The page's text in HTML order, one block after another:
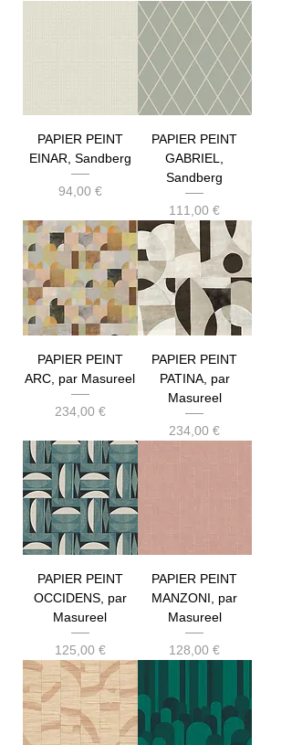
PAPIER PEINT
EINAR, Sandberg
Prix
94,00 €
PAPIER PEINT
GABRIEL,
Sandberg
Prix
111,00 €
PAPIER PEINT
ARC, par Masureel
Prix
234,00 €
PAPIER PEINT
PATINA, par
Masureel
Prix
234,00 €
PAPIER PEINT
OCCIDENS, par
Masureel
Prix
125,00 €
PAPIER PEINT
MANZONI, par
Masureel
Prix
128,00 €